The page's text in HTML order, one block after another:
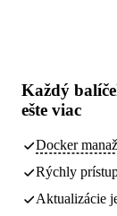
Každý
ešte viac
Docker
Rýchly
Aktualizácie